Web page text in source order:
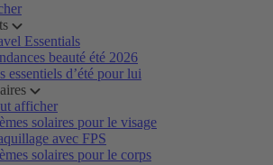
Essentials
beauté été 2026
essentiels d’été pour lui
afficher
solaires pour le visage
avec FPS
solaires pour le corps